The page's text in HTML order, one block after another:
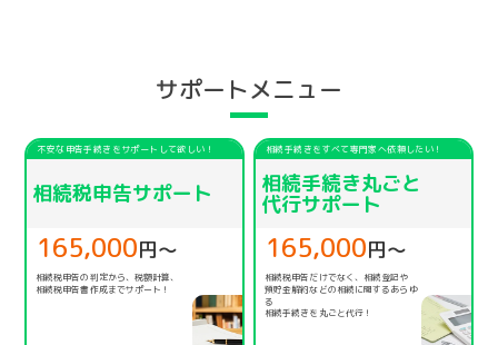
サポートメニュー
不安な申告手続きをサポートして欲しい！
相続税申告サポート
165,000円〜
相続税申告の判定から、税額計算、
相続税申告書作成までサポート！
相続手続きをすべて専門家へ依頼したい！
相続手続き丸ごと
代行サポート
165,000円〜
相続税申告だけでなく、相続登記や
預貯金解約などの相続に関するあらゆ
る
相続手続きを丸ごと代行！